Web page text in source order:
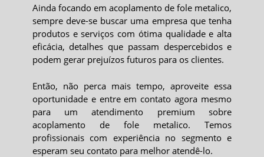
Ainda focando em acoplamento de fole metalico,
sempre deve-se buscar uma empresa que tenha
produtos e serviços com ótima qualidade e alta
eficácia, detalhes que passam despercebidos e
podem gerar prejuízos futuros para os clientes.
Então, não perca mais tempo, aproveite essa
oportunidade e entre em contato agora mesmo
para um atendimento premium sobre
acoplamento de fole metalico. Temos
profissionais com experiência no segmento e
esperam seu contato para melhor atendê-lo.